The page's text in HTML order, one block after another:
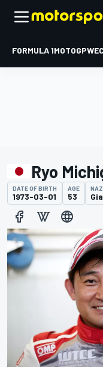
FORMULA 1MOTOGPWEC
Ryo
DATE OF BIRTH
1973-03-01
AGE
53